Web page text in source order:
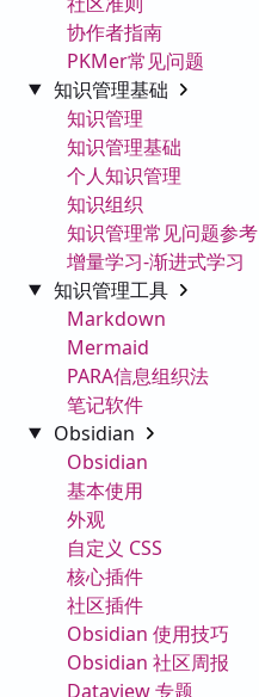
协作者指南
PKMer常见问题
知识管理基础
知识管理
知识管理基础
个人知识管理
知识组织
知识管理常见问题参考
增量学习-渐进式学习
知识管理工具
Markdown
Mermaid
PARA信息组织法
笔记软件
Obsidian
Obsidian
基本使用
外观
自定义 CSS
核心插件
社区插件
Obsidian 使用技巧
Obsidian 社区周报
Dataview 专题